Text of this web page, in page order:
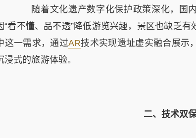
随着文化遗产数字化保护政策深化，国内
“看不懂、品不透”降低游览兴趣，景区也缺乏
这一需求，通过AR技术实现遗址虚实融合展示
式的旅游体验。
二、 技术双保